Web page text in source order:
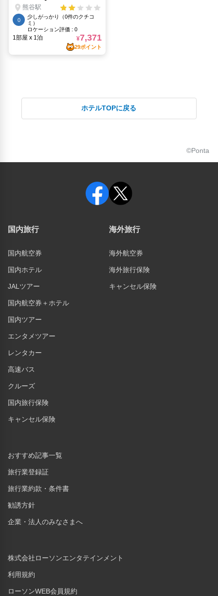
ホテルTOPに戻る
©Ponta
国内旅行
国内航空券
国内ホテル
JALツアー
国内航空券＋ホテル
国内ツアー
エンタメツアー
レンタカー
高速バス
クルーズ
国内旅行保険
キャンセル保険
海外旅行
海外航空券
海外旅行保険
キャンセル保険
おすすめ記事一覧
旅行業登録証
旅行業約款・条件書
勧誘方針
企業・法人のみなさまへ
株式会社ローソンエンタテインメント
利用規約
ローソンWEB会員規約